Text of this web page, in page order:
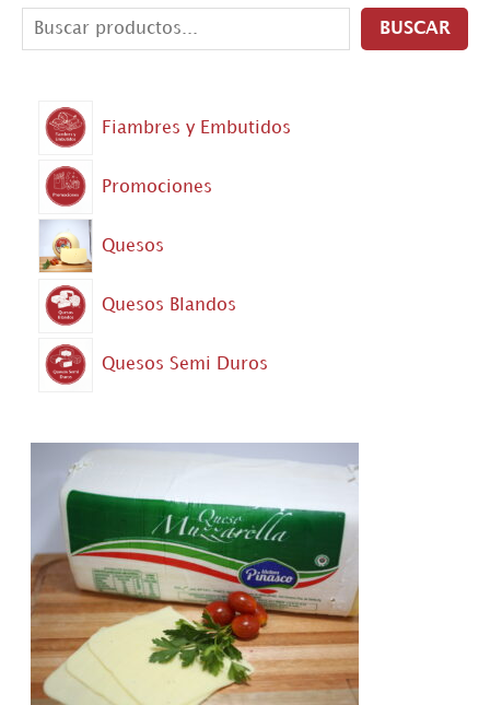
BUSCAR
Fiambres y Embutidos
Promociones
Quesos
Quesos Blandos
Quesos Semi Duros